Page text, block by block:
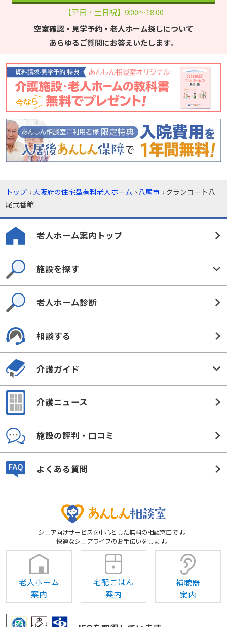
【平日・土日祝】9:00～18:00
空室確認・見学予約・老人ホーム探しについて
あらゆるご質問にお答えいたします。
トップ ›大阪府の住宅型有料老人ホーム › 八尾市 › クランコート八
尾弐番館
老人ホーム案内トップ
施設を探す
老人ホーム診断
相談する
介護ガイド
介護ニュース
施設の評判・口コミ
よくある質問
シニア向けサービスを中心とした無料の相談窓口です。
快適なシニアライフのお手伝いをします。
老人ホーム
案内
宅配ごはん
案内
補聴器
案内